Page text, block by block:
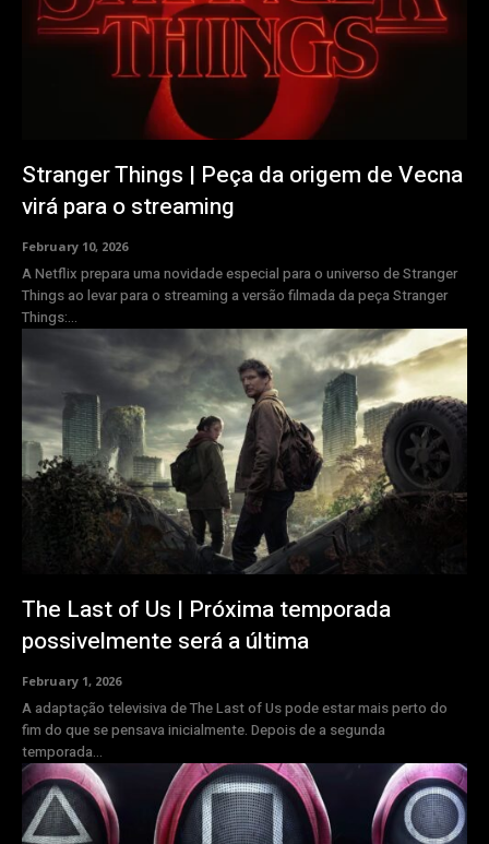
Stranger Things | Peça da origem de Vecna
virá para o streaming
February 10, 2026
A Netflix prepara uma novidade especial para o universo de Stranger
Things ao levar para o streaming a versão filmada da peça Stranger
Things:...
The Last of Us | Próxima temporada
possivelmente será a última
February 1, 2026
A adaptação televisiva de The Last of Us pode estar mais perto do
fim do que se pensava inicialmente. Depois de a segunda
temporada...